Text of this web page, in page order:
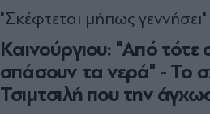
Καινούργιου: "Από
σπάσουν τα νερά" - Το
Τσιμτσιλή που την
"Σκέφτεται μήπως γεννήσει"